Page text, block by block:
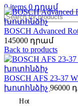
0items 0
BOSCH Advanced
145000
Back to products
BOSCH AFS 23-
խոտհնձիչ 96000
Hot